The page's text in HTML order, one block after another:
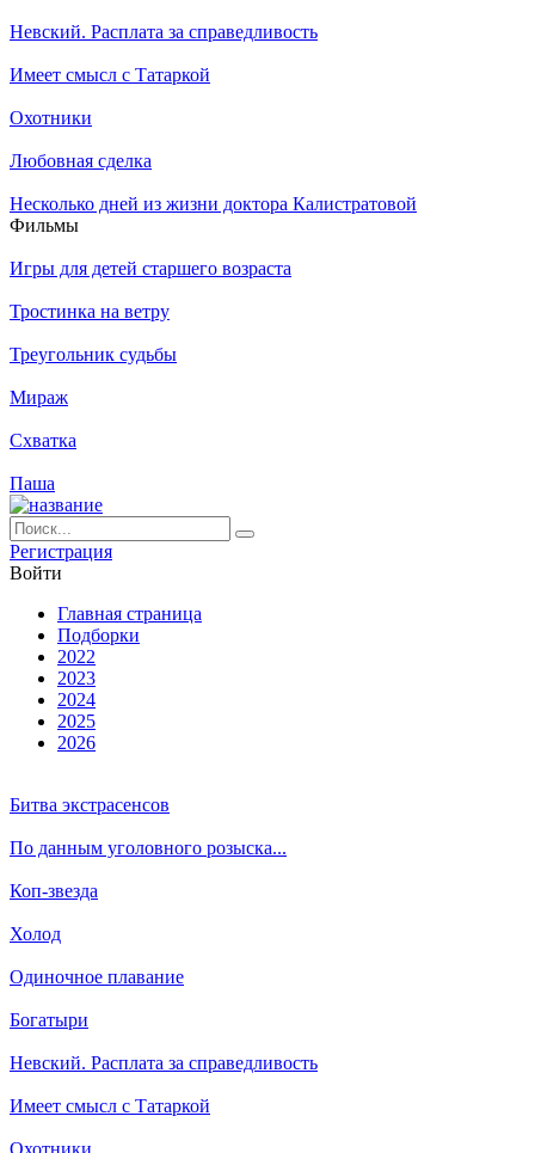
Невский. Расплата за справедливость
Имеет смысл с Татаркой
Охотники
Любовная сделка
Несколько дней из жизни доктора Калистратовой
Филь­мы
Игры для детей старшего возраста
Тростинка на ветру
Треугольник судьбы
Мираж
Схватка
Паша
Ре­ги­ст­ра­ция
Вой­ти
Глав­ная стра­ни­ца
Подборки
2022
2023
2024
2025
2026
Битва экстрасенсов
По данным уголовного розыска...
Коп-звезда
Холод
Одиночное плавание
Богатыри
Невский. Расплата за справедливость
Имеет смысл с Татаркой
Охотники